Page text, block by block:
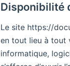
Disponibilité
Le site https://
en tout lieu à tout
informatique,